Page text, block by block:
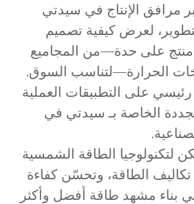
مرافق الإنتاج في سيدتي
لعرض كيفية تصميم
منتج على حدة—من المجاميع
الحرارة—لتناسب السوق.
على التطبيقات العملية
الخاصة بـ سيدتي في
لتكنولوجيا الطاقة الشمسية
الطاقة، وتحسّن كفاءة
بناء مشهد طاقة أفضل وأكثر